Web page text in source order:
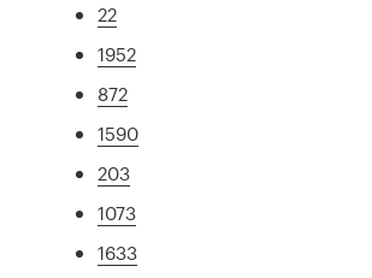
22
1952
872
1590
203
1073
1633